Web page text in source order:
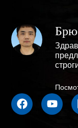
F
a
Y
o